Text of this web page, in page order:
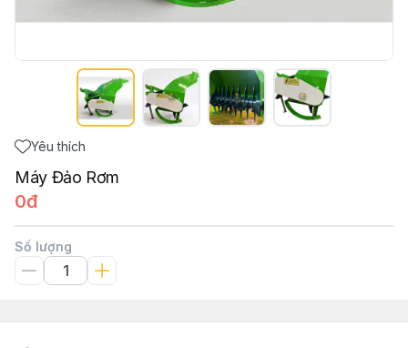
Yêu thích
Máy Đảo Rơm
0đ
Số lượng